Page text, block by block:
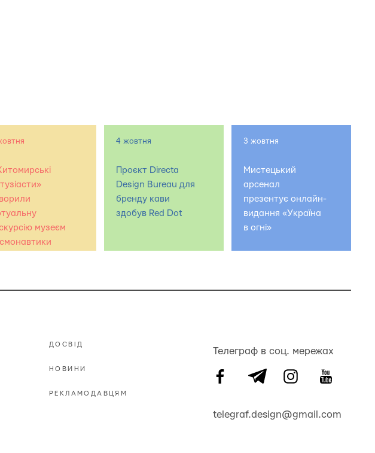
музеєм
4 жовтня
Проєкт Directa
Design Bureau для
бренду кави
здобув Red Dot
3 жовтня
Мистецький
арсенал
презентує онлайн-
видання «Україна
в огні»
ДОСВІД
НОВИНИ
РЕКЛАМОДАВЦЯМ
Телеграф в соц. мережах
telegraf.design@gmail.com